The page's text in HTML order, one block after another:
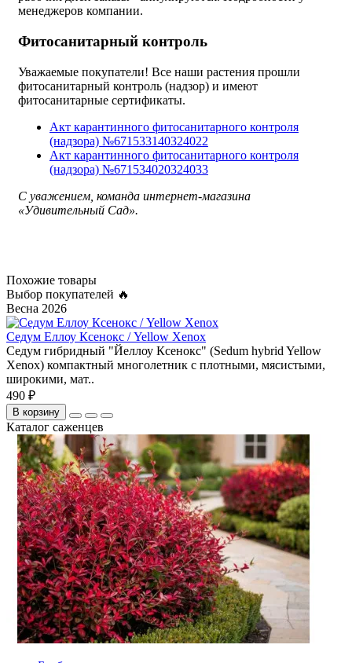
менеджеров компании.
Фитосанитарный контроль
Уважаемые покупатели! Все наши растения прошли
фитосанитарный контроль (надзор) и имеют
фитосанитарные сертификаты.
Акт карантинного фитосанитарного контроля
(надзора) №671533140324022
Акт карантинного фитосанитарного контроля
(надзора) №671534020324033
С уважением, команда интернет-магазина
«Удивительный Сад».
Похожие товары
Выбор покупателей 🔥
Весна 2026
Седум Еллоу Ксенокс / Yellow Xenox
Седум гибридный "Йеллоу Ксенокс" (Sedum hybrid Yellow
Xenox) компактный многолетник с плотными, мясистыми,
широкими, мат..
490 ₽
В корзину
Каталог саженцев